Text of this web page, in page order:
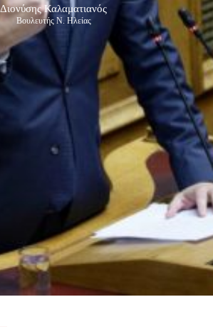
Διονύσης Καλαματιανός
Βουλευτής Ν. Ηλείας